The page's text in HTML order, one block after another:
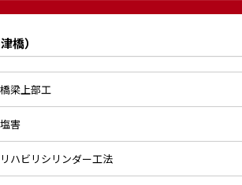
橋）
橋梁上部工
塩害
リハビリシリンダー工法